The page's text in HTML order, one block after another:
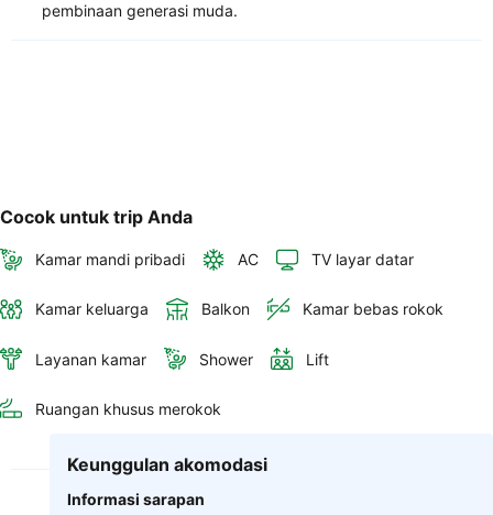
pembinaan generasi muda.
Cocok untuk trip Anda
Kamar mandi pribadi AC TV layar datar
Kamar keluarga Balkon Kamar bebas rokok
Layanan kamar Shower Lift
Ruangan khusus merokok
Keunggulan akomodasi
Informasi sarapan